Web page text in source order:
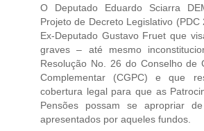
O Deputado Eduardo Sciarra
Projeto de Decreto Legislativo
Ex-Deputado Gustavo Fruet que
graves – até mesmo
Resolução No. 26 do Conselho de
Complementar (CGPC) e que
cobertura legal para que as
Pensões possam se apropriar
apresentados por aqueles fundos.